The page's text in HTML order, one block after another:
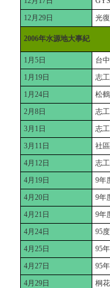
12月29日
光
2006年水源地大事紀
1月5日
台
1月19日
志
1月24日
松
2月8日
志
3月1日
志
3月11日
社
4月12日
志
4月19日
9年
4月20日
9年
4月21日
9年
4月24日
95
4月25日
95
4月27日
95
4月29日
桐